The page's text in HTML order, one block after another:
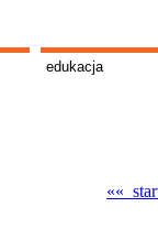
edukacja
««